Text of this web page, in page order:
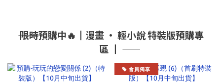
―― 限時預購中🔥┃漫畫 • 輕小說 特裝版預購專
區 ┃ ――
會員獨享